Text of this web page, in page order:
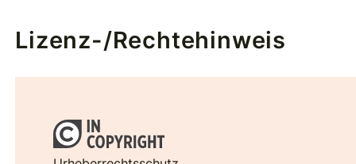
Lizenz-/Rechtehinweis